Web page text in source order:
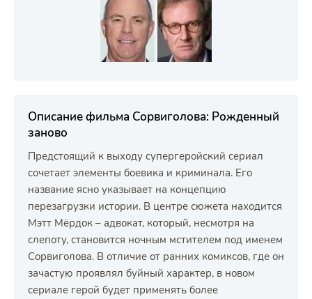
Описание фильма Сорвиголова: Рожденный
заново
Предстоящий к выходу супергеройский сериал
сочетает элементы боевика и криминала. Его
название ясно указывает на концепцию
перезагрузки истории. В центре сюжета находится
Мэтт Мёрдок – адвокат, который, несмотря на
слепоту, становится ночным мстителем под именем
Сорвиголова. В отличие от ранних комиксов, где он
зачастую проявлял буйный характер, в новом
сериале герой будет применять более